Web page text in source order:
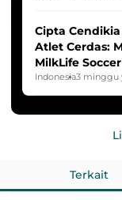
Cipta
Atlet Cerdas:
MilkLife
HYDROPLUS
Indonesia3 minggu
Terkait